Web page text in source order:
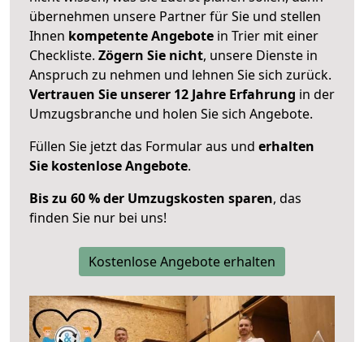
übernehmen unsere Partner für Sie und stellen
Ihnen kompetente Angebote in Trier mit einer
Checkliste. Zögern Sie nicht, unsere Dienste in
Anspruch zu nehmen und lehnen Sie sich zurück.
Vertrauen Sie unserer 12 Jahre Erfahrung in der
Umzugsbranche und holen Sie sich Angebote.
Füllen Sie jetzt das Formular aus und erhalten
Sie kostenlose Angebote.
Bis zu 60 % der Umzugskosten sparen, das
finden Sie nur bei uns!
Kostenlose Angebote erhalten